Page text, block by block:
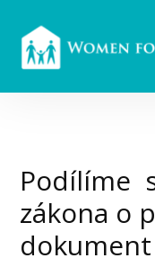
Podílíme
zákona o